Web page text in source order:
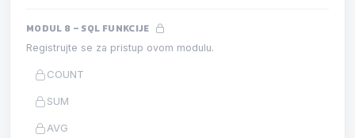
MODUL 8 – SQL FUNKCIJE
Registrujte se za pristup ovom modulu.
COUNT
SUM
AVG